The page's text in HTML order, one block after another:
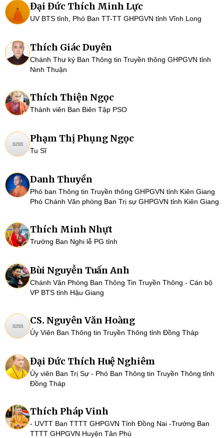
Đại Đức Thích Minh Lực
UV BTS tỉnh, Phó Ban TT-TT GHPGVN tỉnh Vĩnh Long
Thích Giác Duyên
Chánh Thư ký Ban Thông tin Truyền thông GHPGVN tỉnh
Ninh Thuận
Thích Thiện Ngọc
Thành viên Ban Biên Tập PSO
Phạm Thị Phụng Ngọc
Tu Sĩ
Danh Thuyền
Phó ban Thông tin Truyền thông GHPGVN tỉnh Kiên Giang
Phó Chánh Văn phòng Ban Trị sự GHPGVN tỉnh Kiên Giang
Thích Minh Nhựt
Trưởng Ban Nghi lễ PG tỉnh
Bùi Nguyễn Tuấn Anh
Chánh Văn Phòng Ban Thông Tin Truyền Thông - Cán bộ
VP BTS tỉnh Hậu Giang
CS. Nguyên Văn Hoàng
Ủy Viên Ban Thông tin Truyền Thông tỉnh Đồng Tháp
Đại Đức Thích Huệ Nghiêm
Ủy viên Ban Trị Sự - Phó Ban Thông tin Truyền Thông tỉnh
Đồng Tháp
Thích Pháp Vinh
- UVTT Ban TTTT GHPGVN Tỉnh Đồng Nai -Trưởng Ban
TTTT GHPGVN Huyện Tân Phú